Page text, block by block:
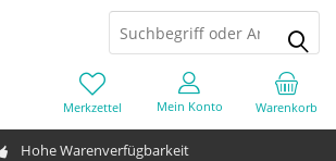
Hohe Warenverfügbarkeit
Warenkorb
Merkzettel Mein Konto